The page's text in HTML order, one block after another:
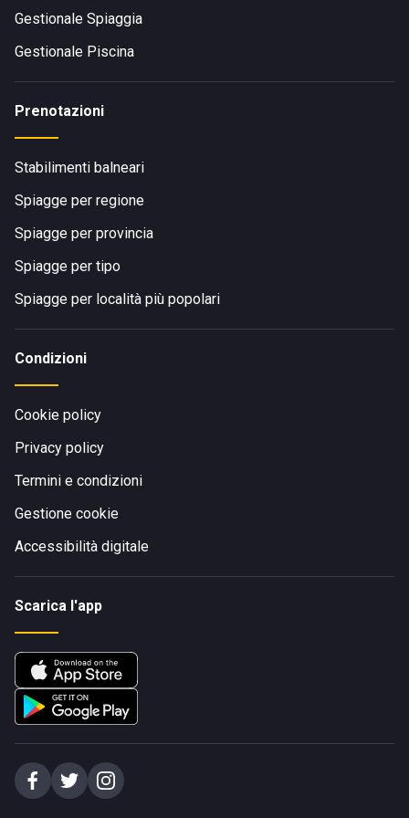
Gestionale Spiaggia
Gestionale Piscina
Prenotazioni
Stabilimenti balneari
Spiagge per regione
Spiagge per provincia
Spiagge per tipo
Spiagge per località più popolari
Condizioni
Cookie policy
Privacy policy
Termini e condizioni
Gestione cookie
Accessibilità digitale
Scarica l'app